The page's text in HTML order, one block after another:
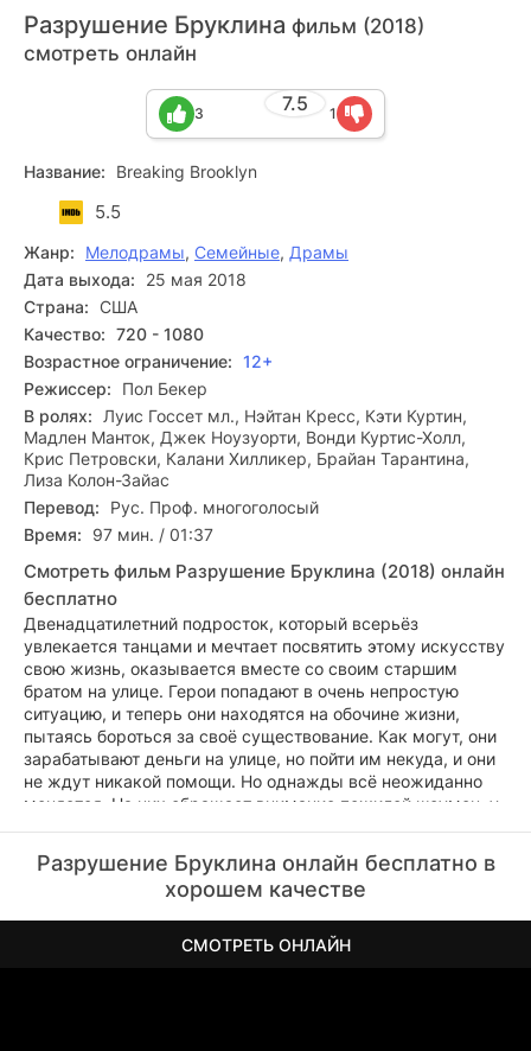
Разрушение Бруклина фильм (2018)
смотреть онлайн
7.5
3 1
Название: Breaking Brooklyn
5.5
Жанр: Мелодрамы, Семейные, Драмы
Дата выхода:
25 мая 2018
Страна: США
Качество: 720 - 1080
Возрастное ограничение: 12+
Режиссер:
Пол Бекер
В ролях:
Луис Госсет мл., Нэйтан Кресс, Кэти Куртин,
Мадлен Манток, Джек Ноузуорти, Вонди Куртис-Холл,
Крис Петровски, Калани Хилликер, Брайан Тарантина,
Лиза Колон-Зайас
Перевод:
Рус. Проф. многоголосый
Время:
97 мин. / 01:37
Смотреть фильм Разрушение Бруклина (2018) онлайн
бесплатно
Двенадцатилетний подросток, который всерьёз
увлекается танцами и мечтает посвятить этому искусству
свою жизнь, оказывается вместе со своим старшим
братом на улице. Герои попадают в очень непростую
ситуацию, и теперь они находятся на обочине жизни,
пытаясь бороться за своё существование. Как могут, они
зарабатывают деньги на улице, но пойти им некуда, и они
не ждут никакой помощи. Но однажды всё неожиданно
меняется. На них обращает внимание пожилой шоумен, у
почти никому не нужен. Он видит в двенадцатилетнем
пареньке и его брате большой талант, и он решает не
бросать их на произвол судьбы. Несмотря на возможные
трудности, мужчина забирает братьев в свой дом и даёт
Разрушение Бруклина онлайн бесплатно в
хорошем качестве
СМОТРЕТЬ ОНЛАЙН